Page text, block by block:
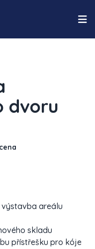
dvoru
areálu
skladu
přístřešku pro kóje